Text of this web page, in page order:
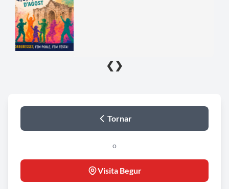
❮ ❯
Tornar
o
Visita Begur